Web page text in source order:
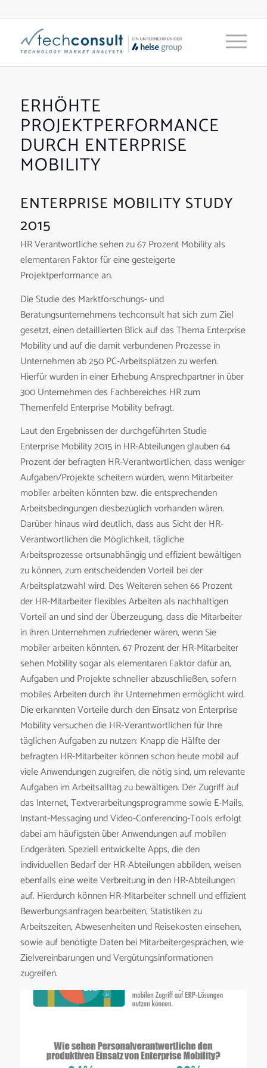
ERHÖHTE
PROJEKTPERFORMANCE
DURCH ENTERPRISE
MOBILITY
ENTERPRISE MOBILITY STUDY
2015
HR Verantwortliche sehen zu 67 Prozent Mobility als
elementaren Faktor für eine gesteigerte
Projektperformance an.
Die Studie des Marktforschungs- und
Beratungsunternehmens techconsult hat sich zum Ziel
gesetzt, einen detaillierten Blick auf das Thema Enterprise
Mobility und auf die damit verbundenen Prozesse in
Unternehmen ab 250 PC-Arbeitsplätzen zu werfen.
Hierfür wurden in einer Erhebung Ansprechpartner in über
300 Unternehmen des Fachbereiches HR zum
Themenfeld Enterprise Mobility befragt.
Laut den Ergebnissen der durchgeführten Studie
Enterprise Mobility 2015 in HR-Abteilungen glauben 64
Prozent der befragten HR-Verantwortlichen, dass weniger
Aufgaben/Projekte scheitern würden, wenn Mitarbeiter
mobiler arbeiten könnten bzw. die entsprechenden
Arbeitsbedingungen diesbezüglich vorhanden wären.
Darüber hinaus wird deutlich, dass aus Sicht der HR-
Verantwortlichen die Möglichkeit, tägliche
Arbeitsprozesse ortsunabhängig und effizient bewältigen
zu können, zum entscheidenden Vorteil bei der
Arbeitsplatzwahl wird. Des Weiteren sehen 66 Prozent
der HR-Mitarbeiter flexibles Arbeiten als nachhaltigen
Vorteil an und sind der Überzeugung, dass die Mitarbeiter
in ihren Unternehmen zufriedener wären, wenn Sie
mobiler arbeiten könnten. 67 Prozent der HR-Mitarbeiter
sehen Mobility sogar als elementaren Faktor dafür an,
Aufgaben und Projekte schneller abzuschließen, sofern
mobiles Arbeiten durch ihr Unternehmen ermöglicht wird.
Die erkannten Vorteile durch den Einsatz von Enterprise
Mobility versuchen die HR-Verantwortlichen für Ihre
täglichen Aufgaben zu nutzen: Knapp die Hälfte der
befragten HR-Mitarbeiter können schon heute mobil auf
viele Anwendungen zugreifen, die nötig sind, um relevante
Aufgaben im Arbeitsalltag zu bewältigen. Der Zugriff auf
das Internet, Textverarbeitungsprogramme sowie E-Mails,
Instant-Messaging und Video-Conferencing-Tools erfolgt
dabei am häufigsten über Anwendungen auf mobilen
Endgeräten. Speziell entwickelte Apps, die den
individuellen Bedarf der HR-Abteilungen abbilden, weisen
ebenfalls eine weite Verbreitung in den HR-Abteilungen
auf. Hierdurch können HR-Mitarbeiter schnell und effizient
Bewerbungsanfragen bearbeiten, Statistiken zu
Arbeitszeiten, Abwesenheiten und Reisekosten einsehen,
sowie auf benötigte Daten bei Mitarbeitergesprächen, wie
Zielvereinbarungen und Vergütungsinformationen
zugreifen.